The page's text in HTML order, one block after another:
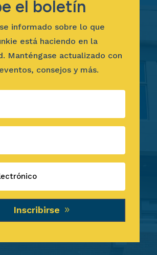
el boletín
informado sobre lo que
está haciendo en la
Manténgase actualizado con
consejos y más.
Inscribirse